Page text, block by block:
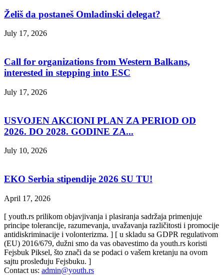
Želiš da postaneš Omladinski delegat?
July 17, 2026
Call for organizations from Western Balkans,
interested in stepping into ESC
July 17, 2026
USVOJEN AKCIONI PLAN ZA PERIOD OD
2026. DO 2028. GODINE ZA...
July 10, 2026
EKO Serbia stipendije 2026 SU TU!
April 17, 2026
[ youth.rs prilikom objavjivanja i plasiranja sadržaja primenjuje
principe tolerancije, razumevanja, uvažavanja različitosti i promocije
antidiskriminacije i volonterizma. ] [ u skladu sa GDPR regulativom
(EU) 2016/679, dužni smo da vas obavestimo da youth.rs koristi
Fejsbuk Piksel, što znači da se podaci o vašem kretanju na ovom
sajtu prosleđuju Fejsbuku. ]
Contact us: admin@youth.rs